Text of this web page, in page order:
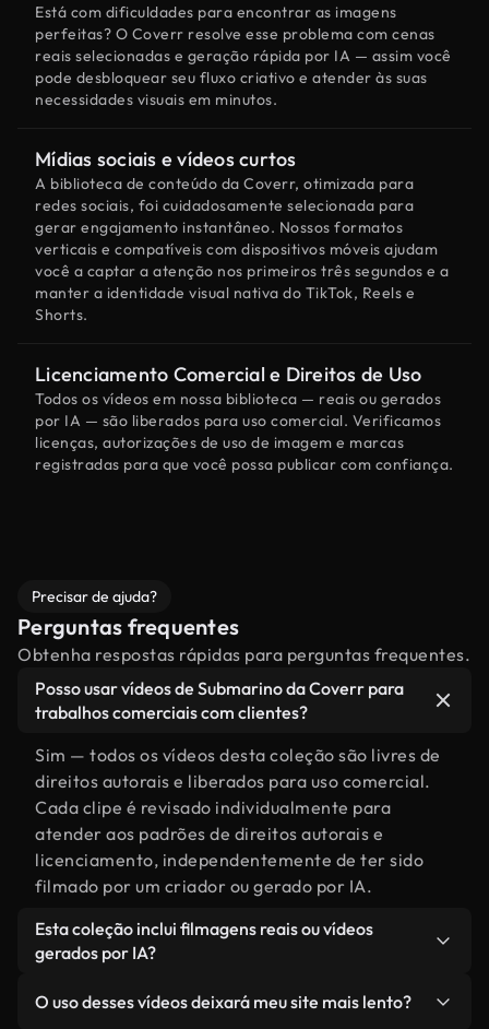
Está com dificuldades para encontrar as imagens
perfeitas? O Coverr resolve esse problema com cenas
reais selecionadas e geração rápida por IA — assim você
pode desbloquear seu fluxo criativo e atender às suas
necessidades visuais em minutos.
Mídias sociais e vídeos curtos
A biblioteca de conteúdo da Coverr, otimizada para
redes sociais, foi cuidadosamente selecionada para
gerar engajamento instantâneo. Nossos formatos
verticais e compatíveis com dispositivos móveis ajudam
você a captar a atenção nos primeiros três segundos e a
manter a identidade visual nativa do TikTok, Reels e
Shorts.
Licenciamento Comercial e Direitos de Uso
Todos os vídeos em nossa biblioteca — reais ou gerados
por IA — são liberados para uso comercial. Verificamos
licenças, autorizações de uso de imagem e marcas
registradas para que você possa publicar com confiança.
Precisar de ajuda?
Perguntas frequentes
Obtenha respostas rápidas para perguntas frequentes.
Posso usar vídeos de Submarino da Coverr para
trabalhos comerciais com clientes?
Sim — todos os vídeos desta coleção são livres de
direitos autorais e liberados para uso comercial.
Cada clipe é revisado individualmente para
atender aos padrões de direitos autorais e
licenciamento, independentemente de ter sido
filmado por um criador ou gerado por IA.
Esta coleção inclui filmagens reais ou vídeos
gerados por IA?
por filmagens reais, feitas por humanos,
O uso desses vídeos deixará meu site mais lento?